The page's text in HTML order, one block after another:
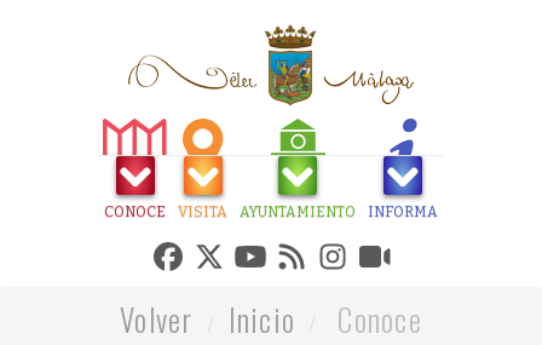
CONOCE VISITA AYUNTAMIENTO INFORMA
Volver Inicio
Conoce